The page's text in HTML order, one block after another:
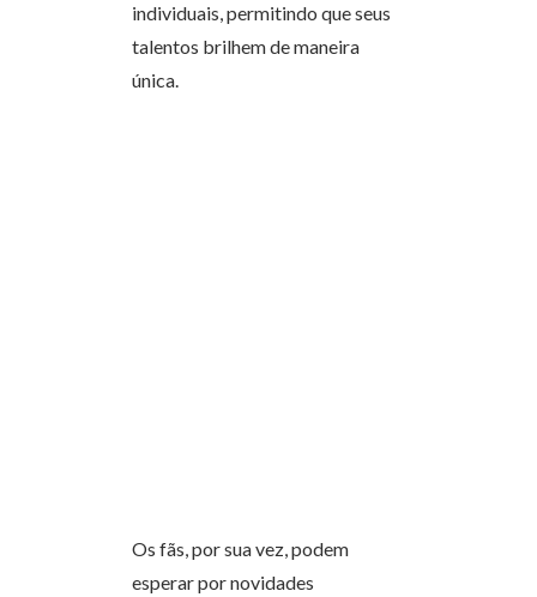
individuais, permitindo que seus
talentos brilhem de maneira
única.
Os fãs, por sua vez, podem
esperar por novidades